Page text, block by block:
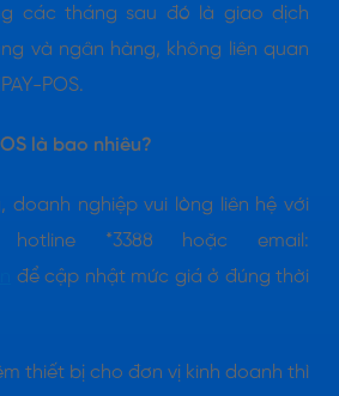
các tháng sau đó là giao dịch
và ngân hàng, không liên quan
POS.
là bao nhiêu?
doanh nghiệp vui lòng liên hệ với
hotline *3388 hoặc email:
để cập nhật mức giá ở đúng thời
thiết bị cho đơn vị kinh doanh thì